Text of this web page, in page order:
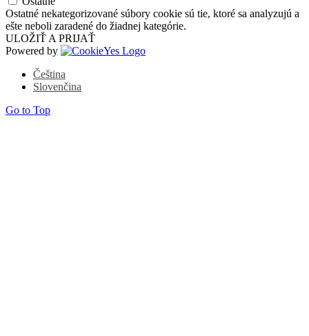
Ostatné nekategorizované súbory cookie sú tie, ktoré sa analyzujú a
ešte neboli zaradené do žiadnej kategórie.
ULOŽIŤ A PRIJAŤ
Powered by
Čeština
Slovenčina
Go to Top